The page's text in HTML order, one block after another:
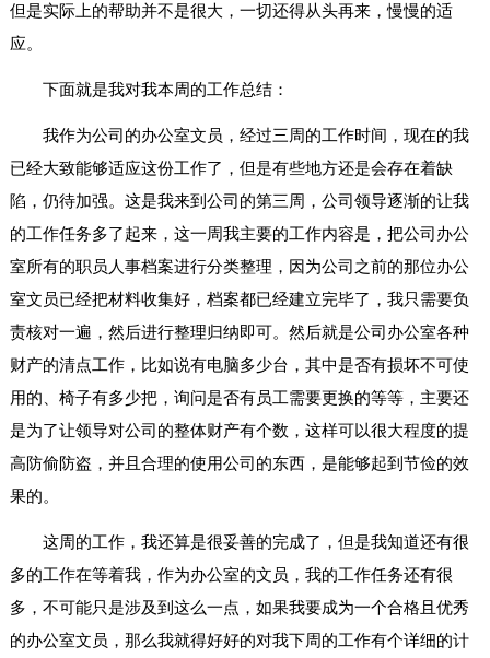
但是实际上的帮助并不是很大，一切还得从头再来，慢慢的适
应。
下面就是我对我本周的工作总结：
我作为公司的办公室文员，经过三周的工作时间，现在的我
已经大致能够适应这份工作了，但是有些地方还是会存在着缺
陷，仍待加强。这是我来到公司的第三周，公司领导逐渐的让我
的工作任务多了起来，这一周我主要的工作内容是，把公司办公
室所有的职员人事档案进行分类整理，因为公司之前的那位办公
室文员已经把材料收集好，档案都已经建立完毕了，我只需要负
责核对一遍，然后进行整理归纳即可。然后就是公司办公室各种
财产的清点工作，比如说有电脑多少台，其中是否有损坏不可使
用的、椅子有多少把，询问是否有员工需要更换的等等，主要还
是为了让领导对公司的整体财产有个数，这样可以很大程度的提
高防偷防盗，并且合理的使用公司的东西，是能够起到节俭的效
果的。
这周的工作，我还算是很妥善的完成了，但是我知道还有很
多的工作在等着我，作为办公室的文员，我的工作任务还有很
多，不可能只是涉及到这么一点，如果我要成为一个合格且优秀
的办公室文员，那么我就得好好的对我下周的工作有个详细的计